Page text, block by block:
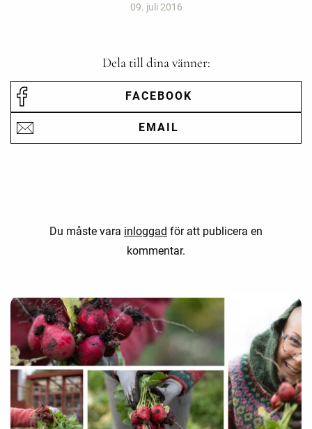
09. juli 2016
Dela till dina vänner:
FACEBOOK
EMAIL
Du måste vara inloggad för att publicera en
kommentar.